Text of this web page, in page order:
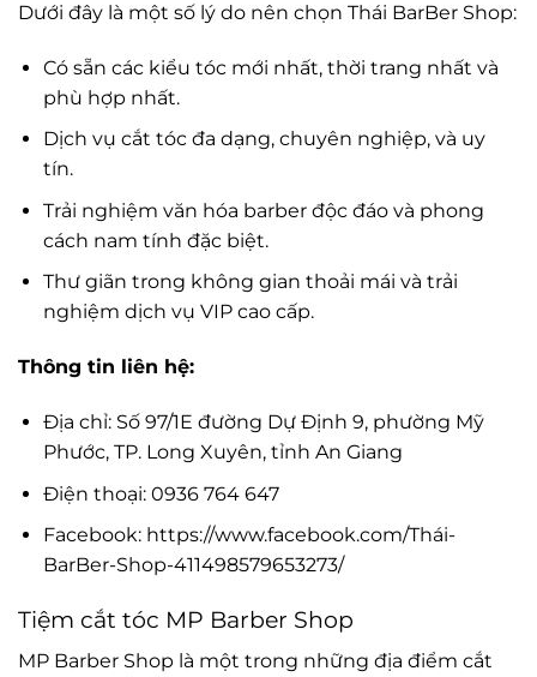
Dưới đây là một số lý do nên chọn Thái BarBer Shop:
Có sẵn các kiểu tóc mới nhất, thời trang nhất và
phù hợp nhất.
Dịch vụ cắt tóc đa dạng, chuyên nghiệp, và uy
tín.
Trải nghiệm văn hóa barber độc đáo và phong
cách nam tính đặc biệt.
Thư giãn trong không gian thoải mái và trải
nghiệm dịch vụ VIP cao cấp.
Thông tin liên hệ:
Địa chỉ: Số 97/1E đường Dự Định 9, phường Mỹ
Phước, TP. Long Xuyên, tỉnh An Giang
Điện thoại: 0936 764 647
Facebook: https://www.facebook.com/Thái-
BarBer-Shop-411498579653273/
Tiệm cắt tóc MP Barber Shop
MP Barber Shop là một trong những địa điểm cắt